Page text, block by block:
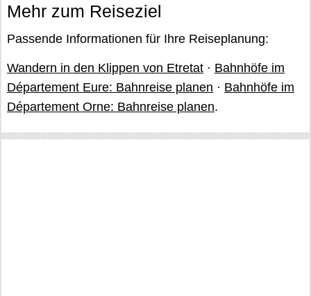
Mehr zum Reiseziel
Passende Informationen für Ihre Reiseplanung:
Wandern in den Klippen von Etretat · Bahnhöfe im
Département Eure: Bahnreise planen · Bahnhöfe im
Département Orne: Bahnreise planen.